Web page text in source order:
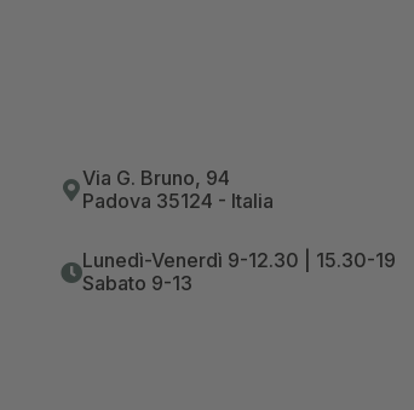
Via G. Bruno, 94
Padova 35124 - Italia
Lunedì-Venerdì 9-12.30 | 15.30-19
Sabato 9-13